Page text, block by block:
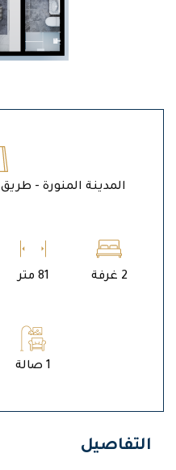
المدينة المنورة -
2 غرفة 81 متر
1 صالة
التفاصيل